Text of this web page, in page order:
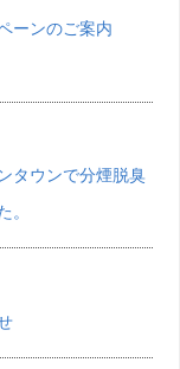
ーンのご案内
タウンで分煙脱臭
。